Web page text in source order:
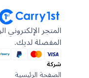
المتجر الإلكتروني
المفضلة لديك.
الصفحة الرئيسية